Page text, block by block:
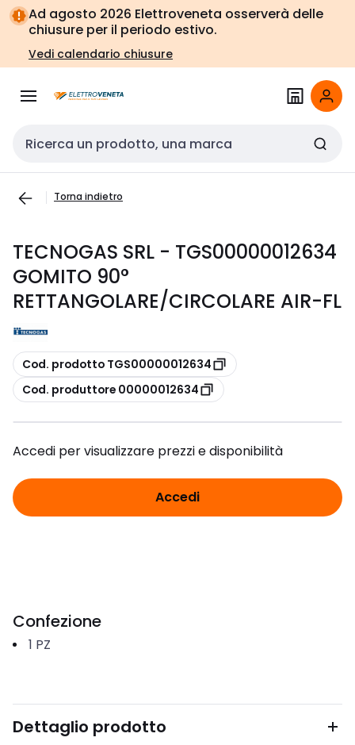
Vai alla
navigazione
Vai
alla
pagina
Ad agosto 2026 Elettroveneta osserverà delle
chiusure per il periodo estivo.
Vedi calendario chiusure
Cerca input
Torna indietro
TECNOGAS SRL - TGS00000012634
GOMITO 90°
RETTANGOLARE/CIRCOLARE AIR-FL
copia
Cod. prodotto TGS00000012634
copia
Cod. produttore 00000012634
Accedi per visualizzare prezzi e disponibilità
Accedi
Confezione
1 PZ
Dettaglio prodotto